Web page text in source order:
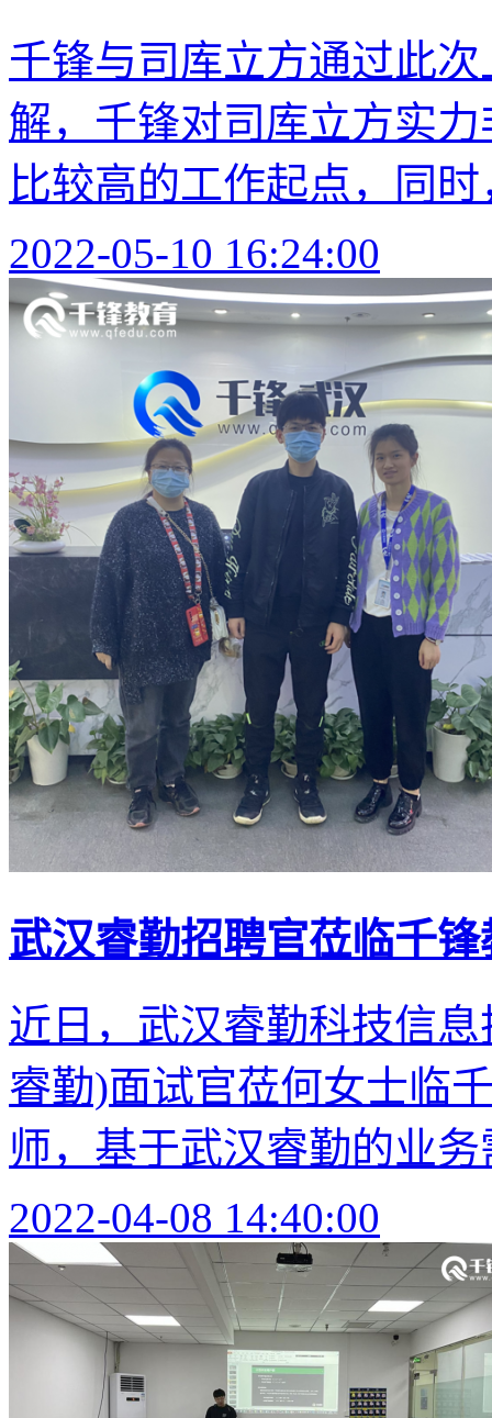
千锋与司库立方通过此
解，千锋对司库立方实
比较高的工作起点，同
2022-05-10 16:24:00
武汉睿勤招聘官莅临千
近日，武汉睿勤科技信
睿勤)面试官莅何女士临
师，基于武汉睿勤的业
2022-04-08 14:40:00